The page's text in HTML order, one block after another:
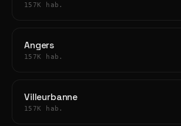
157K hab.
Angers
157K hab.
Villeurbanne
157K hab.